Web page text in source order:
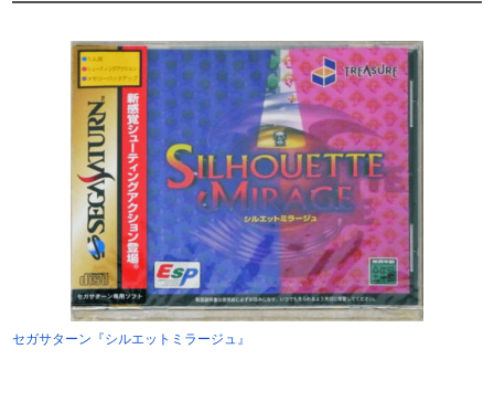
セガサターン『シルエットミラージュ』